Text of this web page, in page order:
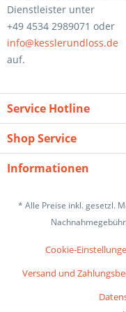
Dienstleister unter
+49 4534 2989071 oder
info@kesslerundloss.de
auf.
Service Hotline
Shop Service
Informationen
* Alle Preise inkl. gesetzl.
Cookie-
Versand und